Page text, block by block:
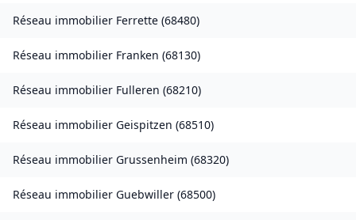
Réseau immobilier Ferrette (68480)
Réseau immobilier Franken (68130)
Réseau immobilier Fulleren (68210)
Réseau immobilier Geispitzen (68510)
Réseau immobilier Grussenheim (68320)
Réseau immobilier Guebwiller (68500)